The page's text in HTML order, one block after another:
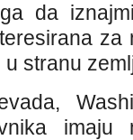
da
stranu
imaju